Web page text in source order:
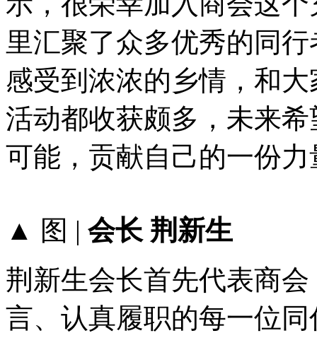
里汇聚了众多优秀的同
感受到浓浓的乡情，和
活动都收获颇多，未来
可能，贡献自己的一份力
▲ 图 | 会长 荆新生
荆新生会长首先代表商
言、认真履职的每一位